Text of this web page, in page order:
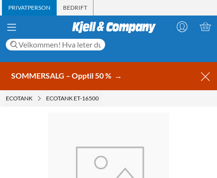
PRIVATPERSON BEDRIFT
SOMMERSALG – Opptil 50 % →
ECOTANK ECOTANK ET-16500